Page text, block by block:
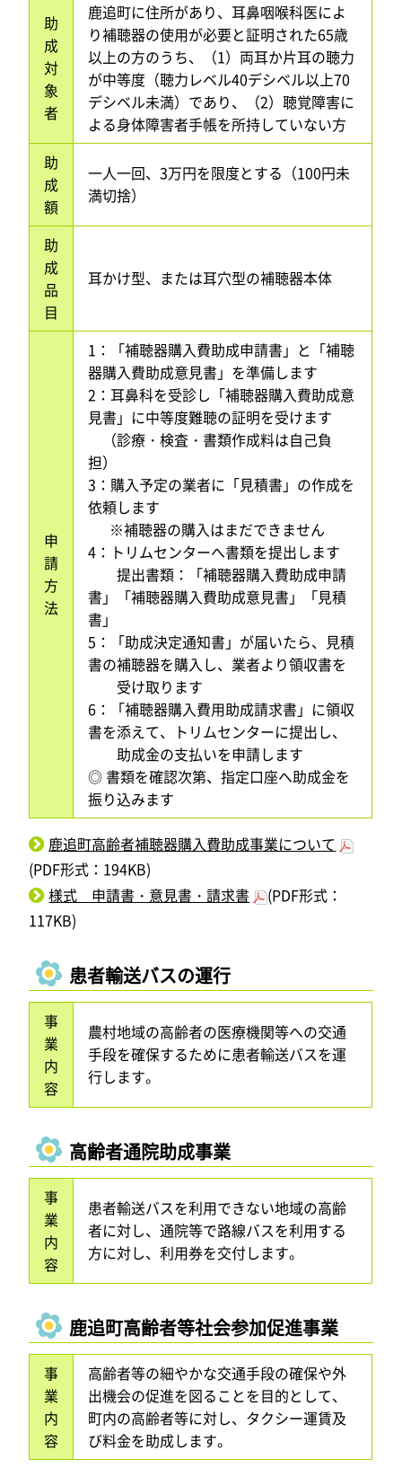
助
成
対
象
者
鹿追町に住所があり、耳鼻咽喉科医によ
り補聴器の使用が必要と証明された65歳
以上の方のうち、（1）両耳か片耳の聴力
が中等度（聴力レベル40デシベル以上70
デシベル未満）であり、（2）聴覚障害に
よる身体障害者手帳を所持していない方
助
成
額
一人一回、3万円を限度とする（100円未
満切捨）
助
成
品
目
耳かけ型、または耳穴型の補聴器本体
申
請
方
法
1：「補聴器購入費助成申請書」と「補聴
器購入費助成意見書」を準備します
2：耳鼻科を受診し「補聴器購入費助成意
見書」に中等度難聴の証明を受けます
（診療・検査・書類作成料は自己負
担）
3：購入予定の業者に「見積書」の作成を
依頼します
※補聴器の購入はまだできません
4：トリムセンターへ書類を提出します
提出書類：「補聴器購入費助成申請
書」「補聴器購入費助成意見書」「見積
書」
5：「助成決定通知書」が届いたら、見積
書の補聴器を購入し、業者より領収書を
受け取ります
6：「補聴器購入費用助成請求書」に領収
書を添えて、トリムセンターに提出し、
助成金の支払いを申請します
◎ 書類を確認次第、指定口座へ助成金を
振り込みます
鹿追町高齢者補聴器購入費助成事業について
(PDF形式：194KB)
様式 申請書・意見書・請求書
(PDF形式：
117KB)
患者輸送バスの運行
事
業
内
容
農村地域の高齢者の医療機関等への交通
手段を確保するために患者輸送バスを運
行します。
高齢者通院助成事業
事
業
内
容
患者輸送バスを利用できない地域の高齢
者に対し、通院等で路線バスを利用する
方に対し、利用券を交付します。
鹿追町高齢者等社会参加促進事業
事
業
内
容
高齢者等の細やかな交通手段の確保や外
出機会の促進を図ることを目的として、
町内の高齢者等に対し、タクシー運賃及
び料金を助成します。